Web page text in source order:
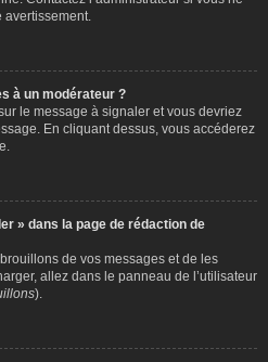
à un modérateur ?
le message à signaler et vous devriez
En cliquant dessus, vous accéderez
» dans la page de rédaction de
de vos messages et de les
allez dans le panneau de l’utilisateur
).